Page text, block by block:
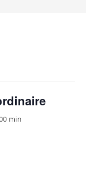
min